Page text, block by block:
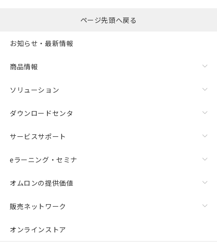
ページ先頭へ戻る
お知らせ・最新情報
商品情報
ソリューション
ダウンロードセンタ
サービスサポート
eラーニング・セミナ
オムロンの提供価値
販売ネットワーク
オンラインストア